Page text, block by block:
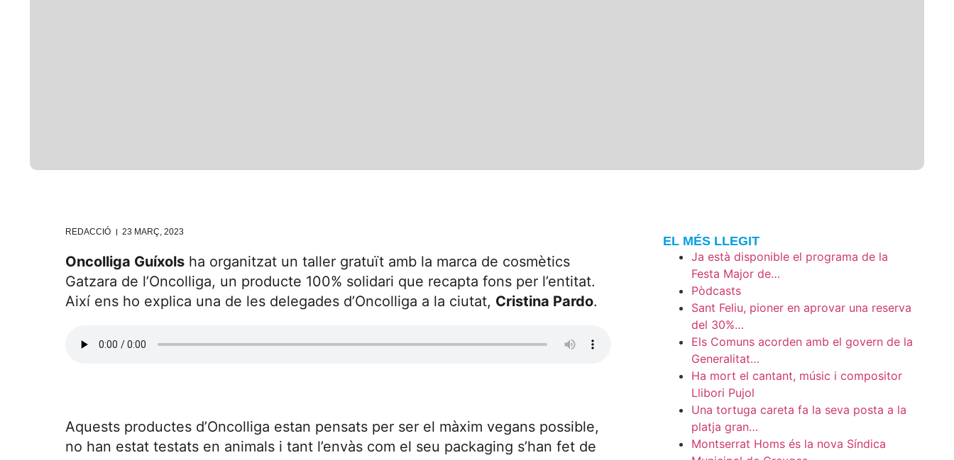
REDACCIÓ 23 MARÇ, 2023
Oncolliga Guíxols ha organitzat un taller gratuït amb la marca de cosmètics
Gatzara de l’Oncolliga, un producte 100% solidari que recapta fons per l’entitat.
Així ens ho explica una de les delegades d’Oncolliga a la ciutat, Cristina Pardo.
Aquests productes d’Oncolliga estan pensats per ser el màxim vegans possible,
no han estat testats en animals i tant l’envàs com el seu packaging s’han fet de
EL MÉS LLEGIT
Ja està disponible el programa de la
Festa Major de…
Pòdcasts
Sant Feliu, pioner en aprovar una reserva
del 30%…
Els Comuns acorden amb el govern de la
Generalitat…
Ha mort el cantant, músic i compositor
Llibori Pujol
Una tortuga careta fa la seva posta a la
platja gran…
Montserrat Homs és la nova Síndica